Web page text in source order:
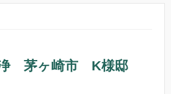
浄 茅ヶ崎市 K様邸